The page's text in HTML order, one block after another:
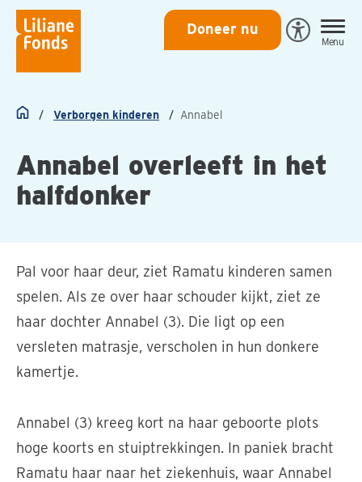
Liliane
Fonds
Doneer nu
Open
Menu
Home
Verborgen kinderen Annabel
Annabel overleeft in het
halfdonker
Pal voor haar deur, ziet Ramatu kinderen samen
spelen. Als ze over haar schouder kijkt, ziet ze
haar dochter Annabel (3). Die ligt op een
versleten matrasje, verscholen in hun donkere
kamertje.
Annabel (3) kreeg kort na haar geboorte plots
hoge koorts en stuiptrekkingen. In paniek bracht
Ramatu haar naar het ziekenhuis, waar Annabel